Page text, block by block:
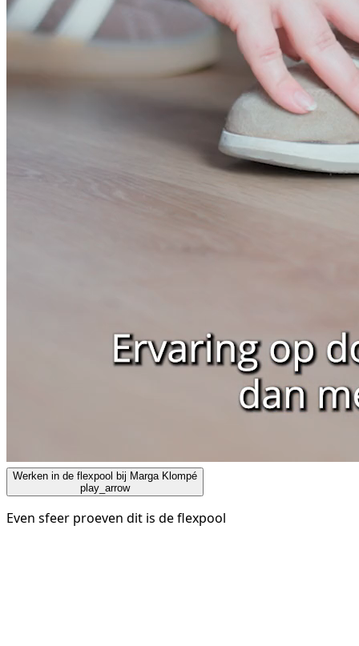
Werken in de flexpool bij Marga Klompé
play_arrow
Even sfeer proeven dit is de flexpool